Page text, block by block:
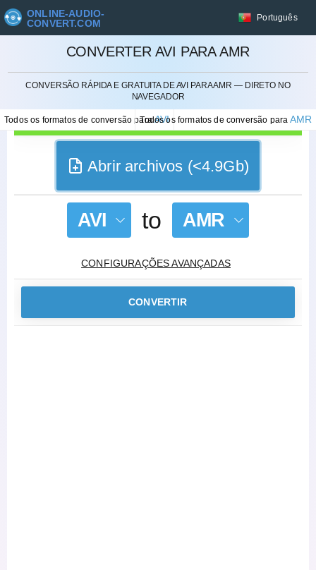
ONLINE-AUDIO-
CONVERT.COM
Português
CONVERTER AVI PARA AMR
CONVERSÃO RÁPIDA E GRATUITA DE AVI PARA AMR — DIRETO NO
NAVEGADOR
Todos os formatos de conversão paraAVI
Todos os formatos de conversão paraAMR
Abrir archivos (<4.9Gb)
AVI to AMR
CONFIGURAÇÕES AVANÇADAS
CONVERTIR